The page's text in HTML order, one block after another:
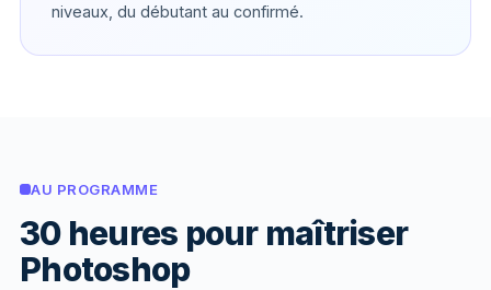
niveaux, du débutant au confirmé.
AU PROGRAMME
30 heures pour maîtriser
Photoshop